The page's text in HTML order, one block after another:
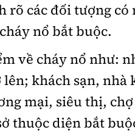
các đối tượng có
nổ bắt buộc.
về cháy nổ như:
khách sạn, nhà
mại, siêu thị,
thuộc diện bắt